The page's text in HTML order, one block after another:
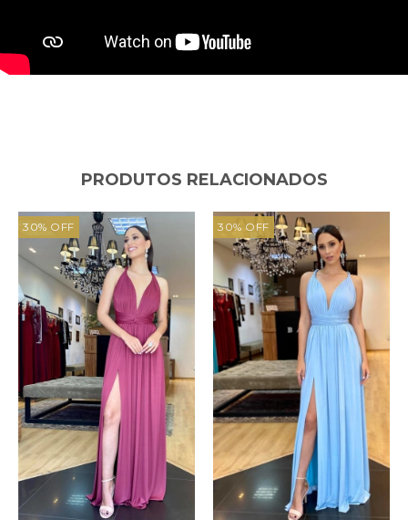
PRODUTOS RELACIONADOS
30% OFF 30% OFF